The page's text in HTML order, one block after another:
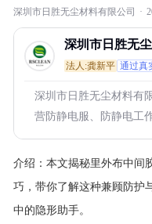
深圳市日胜无尘材料有限公司 ·
深圳市日胜无
法人:龚新平 通过真
深圳市日胜无尘材料有
营防静电服、防静电工
介绍： 本文揭秘里外布中间
巧，带你了解这种兼顾防护
中的隐形助手。